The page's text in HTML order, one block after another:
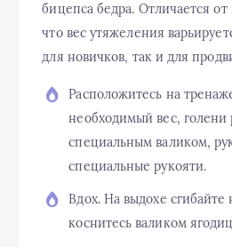
бицепса бедра. Отличается
что вес утяжеления
для новичков, так и для
Расположитесь на
необходимый вес, голени
специальным валиком,
специальные рукояти.
Вдох. На выдохе сгибайте
коснитесь валиком